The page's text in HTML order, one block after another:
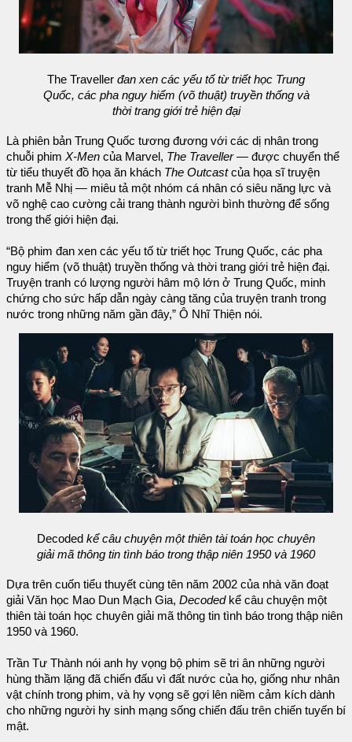
The Traveller đan xen các yếu tố từ triết học Trung
Quốc, các pha nguy hiểm (võ thuật) truyền thống và
thời trang giới trẻ hiện đại
Là phiên bản Trung Quốc tương đương với các dị nhân trong
chuỗi phim X-Men của Marvel, The Traveller— được chuyển thể
từ tiểu thuyết đồ họa ăn khách The Outcastcủa họa sĩ truyện
tranh Mễ Nhị — miêu tả một nhóm cá nhân có siêu năng lực và
võ nghệ cao cường cải trang thành người bình thường để sống
trong thế giới hiện đại.
“Bộ phim đan xen các yếu tố từ triết học Trung Quốc, các pha
nguy hiểm (võ thuật) truyền thống và thời trang giới trẻ hiện đại.
Truyện tranh có lượng người hâm mộ lớn ở Trung Quốc, minh
chứng cho sức hấp dẫn ngày càng tăng của truyện tranh trong
nước trong những năm gần đây,” Ô Nhĩ Thiện nói.
Decoded kể câu chuyện một thiên tài toán học chuyên
giải mã thông tin tình báo trong thập niên 1950 và 1960
Dựa trên cuốn tiểu thuyết cùng tên năm 2002 của nhà văn đoạt
giải Văn học Mao Dun Mạch Gia, Decodedkể câu chuyện một
thiên tài toán học chuyên giải mã thông tin tình báo trong thập niên
1950 và 1960.
Trần Tư Thành nói anh hy vọng bộ phim sẽ tri ân những người
hùng thầm lặng đã chiến đấu vì đất nước của họ, giống như nhân
vật chính trong phim, và hy vọng sẽ gợi lên niềm cảm kích dành
cho những người hy sinh mạng sống chiến đấu trên chiến tuyến bí
mật.